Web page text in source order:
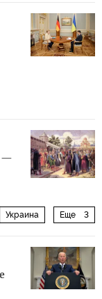
—
Еще 3
Украина